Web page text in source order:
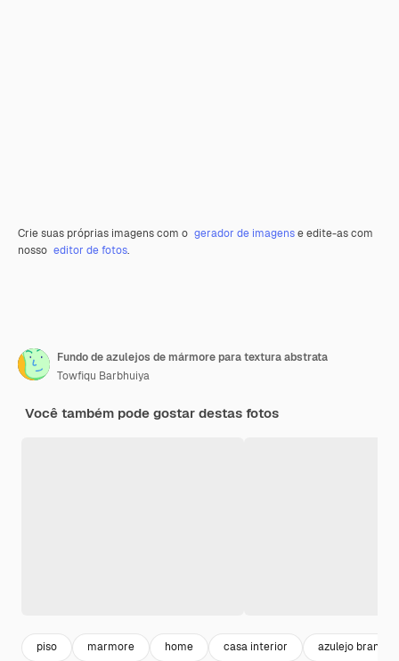
Crie suas próprias imagens com o gerador de imagense edite-as com
nosso editor de fotos.
Fundo de azulejos de mármore para textura abstrata
Towfiqu Barbhuiya
Você também pode gostar destas fotos
piso marmore home casa interior azulejo branco